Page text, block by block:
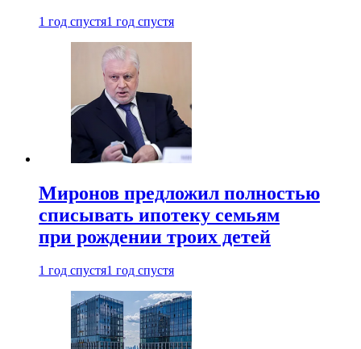
1 год спустя1 год спустя
Миронов предложил полностью
списывать ипотеку семьям
при рождении троих детей
1 год спустя1 год спустя